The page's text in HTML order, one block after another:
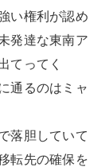
い権利が認め
発達な東南ア
てってく
通るのはミャ
落胆していて
転先の確保を